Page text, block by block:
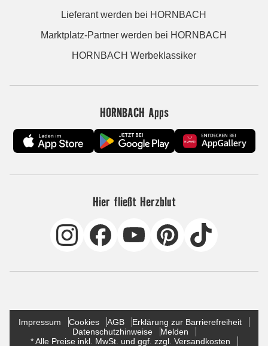
Lieferant werden bei HORNBACH
Marktplatz-Partner werden bei HORNBACH
HORNBACH Werbeklassiker
HORNBACH Apps
Hier fließt Herzblut
Impressum Cookies AGB
Erklärung zur Barrierefreiheit
Datenschutzhinweise
Melden
* Alle Preise inkl. MwSt. und ggf. zzgl. Versandkosten